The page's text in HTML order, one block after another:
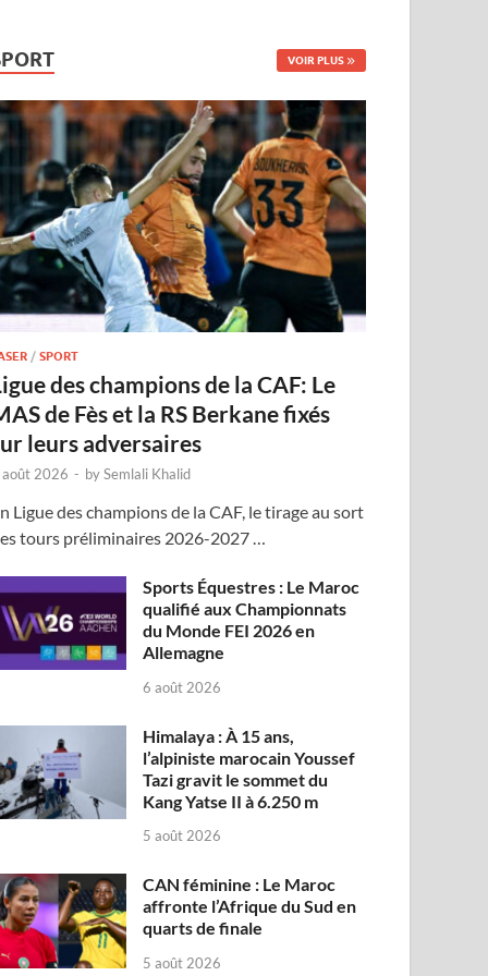
VOIR PLUS
/SPORT
des champions de la CAF: Le
de Fès et la RS Berkane fixés
leurs adversaires
2026 - bySemlali Khalid
Ligue des champions de la CAF, le tirage au sort
tours préliminaires 2026-2027 …
Sports Équestres : Le Maroc
qualifié aux Championnats
du Monde FEI 2026 en
Allemagne
6 août 2026
Himalaya : À 15 ans,
l’alpiniste marocain Youssef
Tazi gravit le sommet du
Kang Yatse II à 6.250 m
5 août 2026
CAN féminine : Le Maroc
affronte l’Afrique du Sud en
quarts de finale
5 août 2026